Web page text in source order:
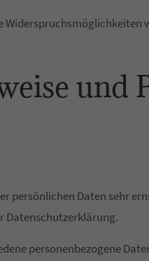
persönlichen Daten sehr
Datenschutzerklärung.
personenbezogene